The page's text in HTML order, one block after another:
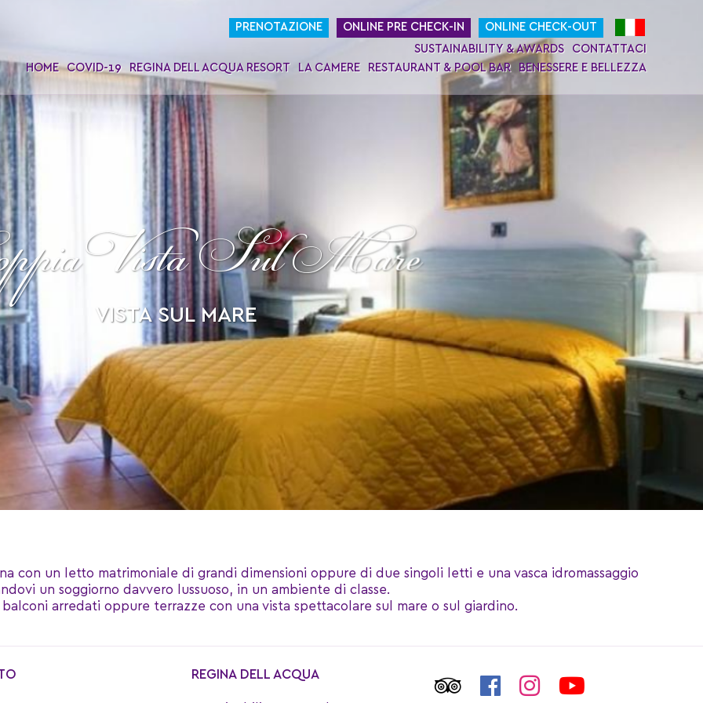
PRENOTAZIONE ONLINE PRE CHECK-IN
ONLINE CHECK-OUT
SUSTAINABILITY & AWARDS
CONTATTACI
HOME
COVID-19 REGINA DELL ACQUA RESORT LA CAMERE RESTAURANT & POOL BAR BENESSERE E BELLEZZA
Vista Sul Mare
VISTA SUL MARE
con un letto matrimoniale di grandi dimensioni oppure di due singoli letti e una vasca idromassaggio
un soggiorno davvero lussuoso, in un ambiente di classe.
arredati oppure terrazze con una vista spettacolare sul mare o sul giardino.
REGINA DELL ACQUA